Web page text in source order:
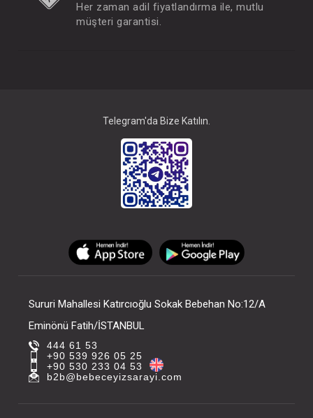
Her zaman adil fiyatlandırma ile, mutlu
müşteri garantisi.
Telegram'da Bize Katılın.
Sururi Mahallesi Katırcıoğlu Sokak Bebehan No:12/A
Eminönü Fatih/İSTANBUL
444 61 53
+90 539 926 05 25
+90 530 233 04 53
b2b@bebeceyizsarayi.com